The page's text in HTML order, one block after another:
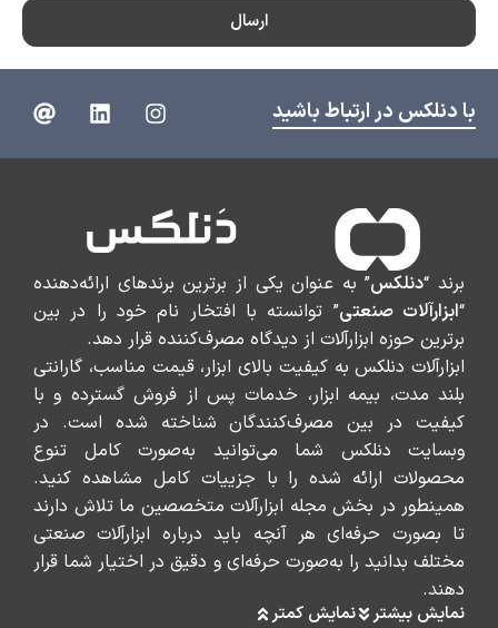
ارسال
با دنلکس در ارتباط باشید
برند “دنلکس” به عنوان یکی از برترین برندهای ارائه‌دهنده
“ابزارآلات صنعتی” توانسته با افتخار نام خود را در بین
برترین حوزه ابزارآلات از دیدگاه مصرف‌کننده قرار دهد.
ابزارآلات دنلکس به کیفیت بالای ابزار، قیمت مناسب، گارانتی
بلند مدت، بیمه ابزار، خدمات پس از فروش گسترده و با
کیفیت در بین مصرف‌کنندگان شناخته شده است. در
وبسایت دنلکس شما می‌توانید به‌صورت کامل تنوع
محصولات ارائه شده را با جزییات کامل مشاهده کنید.
همینطور در بخش مجله ابزارآلات متخصصین ما تلاش دارند
تا بصورت حرفه‌ای هر آنچه باید درباره ابزارآلات صنعتی
مختلف بدانید را به‌صورت حرفه‌ای و دقیق در اختیار شما قرار
دهند.
نمایش بیشتر نمایش کمتر